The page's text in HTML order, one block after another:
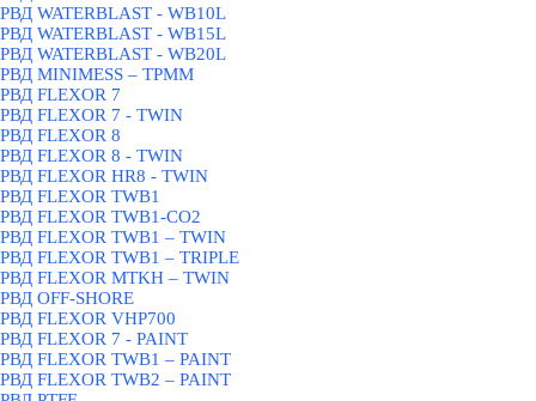
РВД WATERBLAST - WB10L
РВД WATERBLAST - WB15L
РВД WATERBLAST - WB20L
РВД MINIMESS – TPMM
РВД FLEXOR 7
РВД FLEXOR 7 - TWIN
РВД FLEXOR 8
РВД FLEXOR 8 - TWIN
РВД FLEXOR HR8 - TWIN
РВД FLEXOR TWB1
РВД FLEXOR TWB1-CO2
РВД FLEXOR TWB1 – TWIN
РВД FLEXOR TWB1 – TRIPLE
РВД FLEXOR MTKH – TWIN
РВД OFF-SHORE
РВД FLEXOR VHP700
РВД FLEXOR 7 - PAINT
РВД FLEXOR TWB1 – PAINT
РВД FLEXOR TWB2 – PAINT